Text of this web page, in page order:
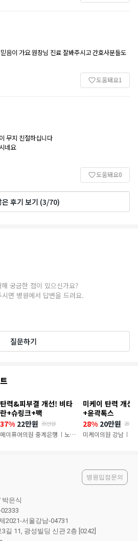
음이 가요 원장님 진료 잘봐주시고 간호사분들도
도움돼요1
무지 친절하십니다
도움돼요0
은 후기 보기 (3/70)
궁금한 점이 있으신가요?
시면 병원에서 답변을 드려요.
질문하기
탄력&피부결 개선! 비타
란+슈링크+팩
37% 22만원 35만원
메이퓨어의원 중계은행사거리점
|
노원
미케이 탄력 개선
+윤곽톡스
28% 20만원 28만원
미케이의원 강남 |
병원입점문의
박은식
2021-서울강남-04731
길 11, 광성빌딩 신관 2층 [0242]